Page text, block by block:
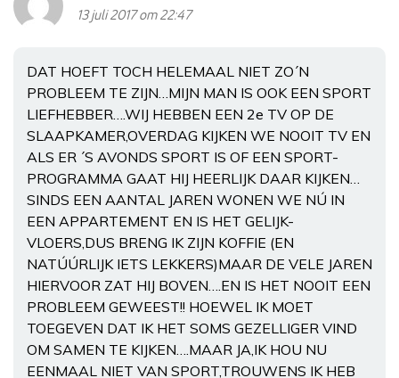
13 juli 2017 om 22:47
DAT HOEFT TOCH HELEMAAL NIET ZO´N
PROBLEEM TE ZIJN…MIJN MAN IS OOK EEN SPORT
LIEFHEBBER….WIJ HEBBEN EEN 2e TV OP DE
SLAAPKAMER,OVERDAG KIJKEN WE NOOIT TV EN
ALS ER ´S AVONDS SPORT IS OF EEN SPORT-
PROGRAMMA GAAT HIJ HEERLIJK DAAR KIJKEN…
SINDS EEN AANTAL JAREN WONEN WE NÚ IN
EEN APPARTEMENT EN IS HET GELIJK-
VLOERS,DUS BRENG IK ZIJN KOFFIE (EN
NATÚÚRLIJK IETS LEKKERS)MAAR DE VELE JAREN
HIERVOOR ZAT HIJ BOVEN….EN IS HET NOOIT EEN
PROBLEEM GEWEEST!! HOEWEL IK MOET
TOEGEVEN DAT IK HET SOMS GEZELLIGER VIND
OM SAMEN TE KIJKEN….MAAR JA,IK HOU NU
EENMAAL NIET VAN SPORT,TROUWENS IK HEB